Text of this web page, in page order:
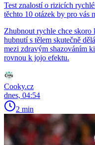
Test znalostí o rizicích
těchto 10 otázek by pro vás
Zhubnout rychle chce
hubnutí s tělem skutečně
mezi zdravým shazováním
rovnou k jojo efektu.
Cooky.cz
dnes, 04:54
2 min